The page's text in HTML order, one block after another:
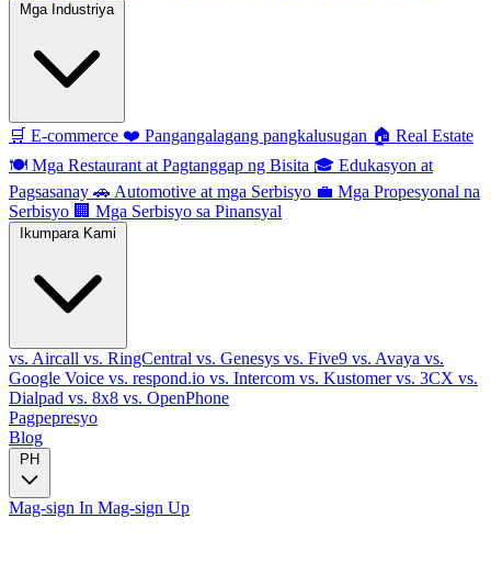
Mga Industriya
🛒 E-commerce ❤️ Pangangalagang pangkalusugan 🏠 Real Estate
🍽️ Mga Restaurant at Pagtanggap ng Bisita 🎓 Edukasyon at
Pagsasanay 🚗 Automotive at mga Serbisyo 💼 Mga Propesyonal na
Serbisyo 🏢 Mga Serbisyo sa Pinansyal
Ikumpara Kami
vs. Aircall vs. RingCentral vs. Genesys vs. Five9 vs. Avaya vs.
Google Voice vs. respond.io vs. Intercom vs. Kustomervs. 3CX vs.
Dialpad vs. 8x8 vs. OpenPhone
Pagpepresyo
Blog
PH
Mag-sign In Mag-sign Up